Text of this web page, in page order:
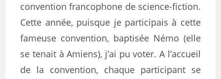
convention francophone de science-fiction.
Cette année, puisque je participais à cette
fameuse convention, baptisée Némo (elle
se tenait à Amiens), j’ai pu voter. A l’accueil
de la convention, chaque participant se